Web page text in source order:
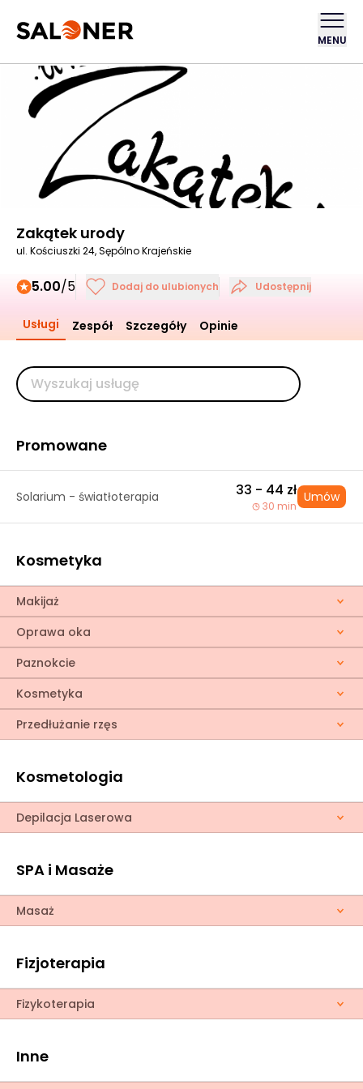
MENU
Zakątek urody
ul. Kościuszki 24, Sępólno Krajeńskie
5.00/5 Dodaj do ulubionych Udostępnij
Usługi Zespół Szczegóły Opinie
Promowane
Solarium - światłoterapia 33 - 44 zł
30 min
Umów
Kosmetyka
Makijaż
Oprawa oka
Paznokcie
Kosmetyka
Przedłużanie rzęs
Kosmetologia
Depilacja Laserowa
SPA i Masaże
Masaż
Fizjoterapia
Fizykoterapia
Inne